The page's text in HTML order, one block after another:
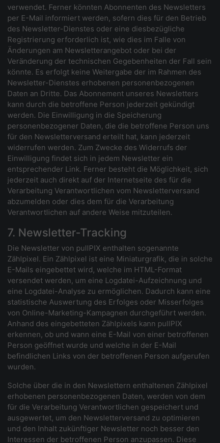
verwendet. Ferner könnten Abonnenten des Newsletters
per E-Mail informiert werden, sofern dies für den Betrieb
des Newsletter-Dienstes oder eine diesbezügliche
Registrierung erforderlich ist, wie dies im Falle von
Änderungen am Newsletterangebot oder bei der
Veränderung der technischen Gegebenheiten der Fall sein
könnte. Es erfolgt keine Weitergabe der im Rahmen des
Newsletter-Dienstes erhobenen personenbezogenen
Daten an Dritte. Das Abonnement unseres Newsletters
kann durch die betroffene Person jederzeit gekündigt
werden. Die Einwilligung in die Speicherung
personenbezogener Daten, die die betroffene Person uns
für den Newsletterversand erteilt hat, kann jederzeit
widerrufen werden. Zum Zwecke des Widerrufs der
Einwilligung findet sich in jedem Newsletter ein
entsprechender Link. Ferner besteht die Möglichkeit, sich
jederzeit auch direkt auf der Internetseite des für die
Verarbeitung Verantwortlichen vom Newsletterversand
abzumelden oder dies dem für die Verarbeitung
Verantwortlichen auf andere Weise mitzuteilen.
7. Newsletter-Tracking
Die Newsletter von pullPIX enthalten sogenannte
Zählpixel. Ein Zählpixel ist eine Miniaturgrafik, die in solche
E-Mails eingebettet wird, welche im HTML-Format
versendet werden, um eine Logdatei-Aufzeichnung und
eine Logdatei-Analyse zu ermöglichen. Dadurch kann eine
statistische Auswertung des Erfolges oder Misserfolges
von Online-Marketing-Kampagnen durchgeführt werden.
Anhand des eingebetteten Zählpixels kann pullPIX
erkennen, ob und wann eine E-Mail von einer betroffenen
Person geöffnet wurde und welche in der E-Mail
befindlichen Links von der betroffenen Person aufgerufen
wurden.
Solche über die in den Newslettern enthaltenen Zählpixel
erhobenen personenbezogenen Daten, werden von dem
für die Verarbeitung Verantwortlichen gespeichert und
ausgewertet, um den Newsletterversand zu optimieren
und den Inhalt zukünftiger Newsletter noch besser den
Interessen der betroffenen Person anzupassen. Diese